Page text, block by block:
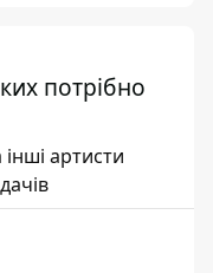
потрібно
артисти